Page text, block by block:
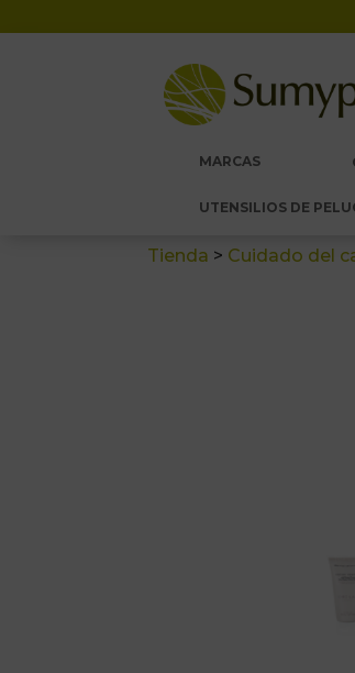
MARCAS
UTENSILIOS DE
Tienda > Cuidado del